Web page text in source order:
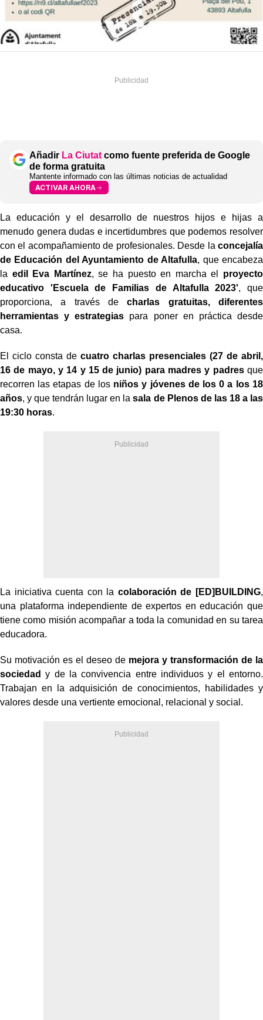
Añadir La Ciutatcomo fuente preferida de Google
de forma gratuita
Mantente informado con las últimas noticias de actualidad
ACTIVAR AHORA
La educación y el desarrollo de nuestros hijos e hijas a
menudo genera dudas e incertidumbres que podemos resolver
con el acompañamiento de profesionales. Desde la concejalía
de Educación del Ayuntamiento de Altafulla, que encabeza
la edil Eva Martínez, se ha puesto en marcha el proyecto
educativo 'Escuela de Familias de Altafulla 2023', que
proporciona, a través decharlas gratuitas, diferentes
herramientas y estrategias para poner en práctica desde
casa.
El ciclo consta de cuatro charlas presenciales (27 de abril,
16 de mayo, y 14 y 15 de junio) para madres y padresque
recorren las etapas de los niños y jóvenes de los 0 a los 18
años, y que tendrán lugar en lasala de Plenos de las 18 a las
19:30 horas.
La iniciativa cuenta con la colaboración de [ED]BUILDING,
una plataforma independiente de expertos en educación que
tiene como misión acompañar a toda la comunidad en su tarea
educadora.
Su motivación es el deseo de mejora y transformación de la
sociedad y de la convivencia entre individuos y el entorno.
Trabajan en la adquisición de conocimientos, habilidades y
valores desde una vertiente emocional, relacional y social.